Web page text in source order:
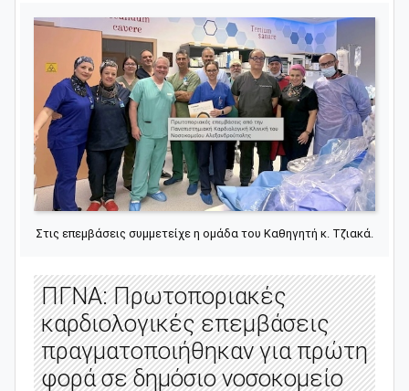
Στις επεμβάσεις συμμετείχε η ομάδα του Καθηγητή κ. Τζιακά.
ΠΓΝΑ: Πρωτοποριακές
καρδιολογικές επεμβάσεις
πραγματοποιήθηκαν για πρώτη
φορά σε δημόσιο νοσοκομείο